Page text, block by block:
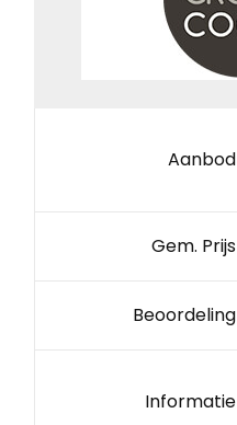
Aanbod
Gem. Prijs
Beoordeling
Informatie